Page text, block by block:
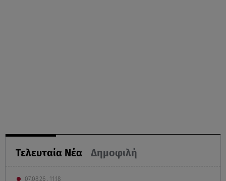
Τελευταία Νέα Δημοφιλή
07.08.26 , 11:18